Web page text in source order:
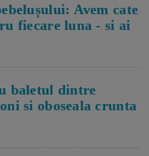
Avem cate
fiecare luna - si ai
baletul dintre
si oboseala crunta